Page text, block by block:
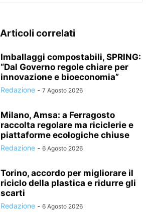
Articoli correlati
Imballaggi compostabili, SPRING:
“Dal Governo regole chiare per
innovazione e bioeconomia”
Redazione - 7 Agosto 2026
Milano, Amsa: a Ferragosto
raccolta regolare ma riciclerie e
piattaforme ecologiche chiuse
Redazione - 6 Agosto 2026
Torino, accordo per migliorare il
riciclo della plastica e ridurre gli
scarti
Redazione - 6 Agosto 2026